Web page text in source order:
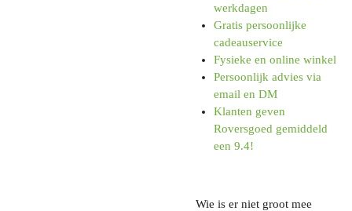
werkdagen
Gratis persoonlijke
cadeauservice
Fysieke en online winkel
Persoonlijk advies via
email en DM
Klanten geven
Roversgoed gemiddeld
een 9.4!
Wie is er niet groot mee